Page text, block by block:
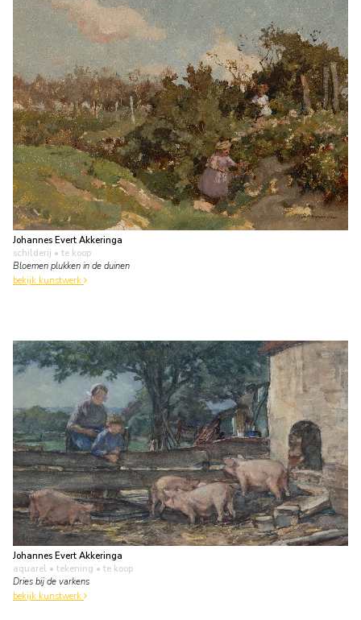
Johannes Evert Akkeringa
schilderij • te koop
Bloemen plukken in de duinen
bekijk kunstwerk
Johannes Evert Akkeringa
aquarel • tekening • te koop
Dries bij de varkens
bekijk kunstwerk